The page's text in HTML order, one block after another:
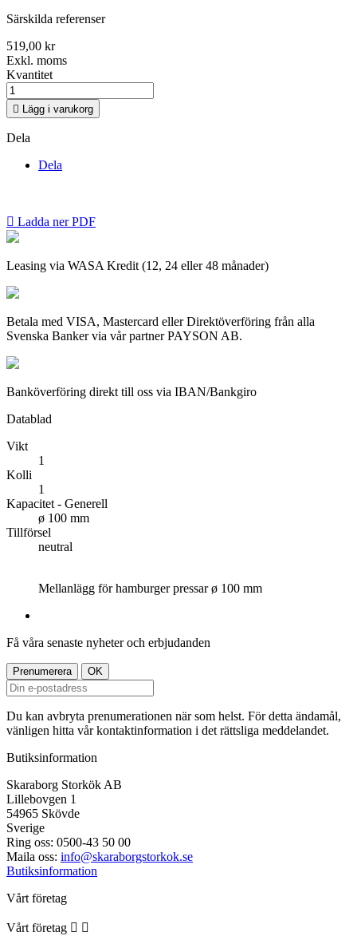
Särskilda referenser
519,00 kr
Exkl. moms
Kvantitet
 Lägg i varukorg
Dela
Dela
 Ladda ner PDF
Leasing via WASA Kredit (12, 24 eller 48 månader)
Betala med VISA, Mastercard eller Direktöverföring från alla
Svenska Banker via vår partner PAYSON AB.
Banköverföring direkt till oss via IBAN/Bankgiro
Datablad
Vikt
1
Kolli
1
Kapacitet - Generell
ø 100 mm
Tillförsel
neutral
Mellanlägg för hamburger pressar ø 100 mm
Få våra senaste nyheter och erbjudanden
Du kan avbryta prenumerationen när som helst. För detta ändamål,
vänligen hitta vår kontaktinformation i det rättsliga meddelandet.
Butiksinformation
Skaraborg Storkök AB
Lillebovgen 1
54965 Skövde
Sverige
Ring oss: 0500-43 50 00
Maila oss: info@skaraborgstorkok.se
Butiksinformation
Vårt företag
Vårt företag  